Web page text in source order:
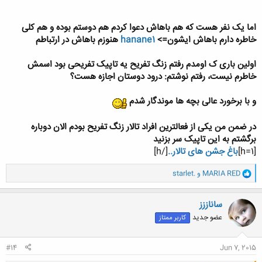
11.اولین باری که اومدی تو باشگاه چه حسی داشتی؟
12.نظرتو درمورد من بگو
به سوالات بالا قشنگ جواب بدین.
خب دیگه حرفی ندارم.با تشکر
اما یک نفر هست که هم باهاش دعوا کردم هم دوستم بوده و هم کلی
خاطره دارم باهاش ایشون=>hanane1 هنوزم باهاش در ارتباطم
اولین باری ک اومدم رفتم زنگ تفریح یه تاپیک تفریحی بود اسمش
خاطرم نیست، رفتم نوشتم: درود دوستان اجازه هست؟
و با برخورد عالی بچه ها موندگار شدم
در ضمن من یکی از فعالترین افراد تالار زنگ تفریح بودم الان دوباره
برگشتم به این تاپیک سر بزنید
[h=1]
باغ جشن های تالار..[/h]
و
ا
ک
ن
ش
ه
ا
MARIA RED و starlet.
ساناززز
عضو جدید کاربر ممتاز
Jun 7, 2015
#14